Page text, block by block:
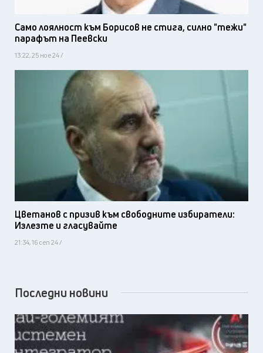
Само лоялност към Борисов не стига, силно "тежи"
парафът на Пеевски
13:22, 25 ное 24 /
Цветанов с призив към свободните избиратели:
Излезте и гласувайте
21:34, 16 сеп 24 /
Последни новини